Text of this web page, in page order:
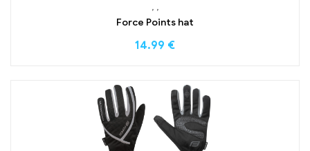
, ,
Force Points hat
14.99 €